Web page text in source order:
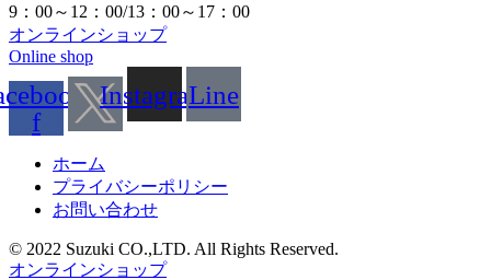
9：00～12：00/13：00～17：00
オンラインショップ
Online shop
f
InstagramLine
ホーム
プライバシーポリシー
お問い合わせ
© 2022 Suzuki CO.,LTD. All Rights Reserved.
オンラインショップ